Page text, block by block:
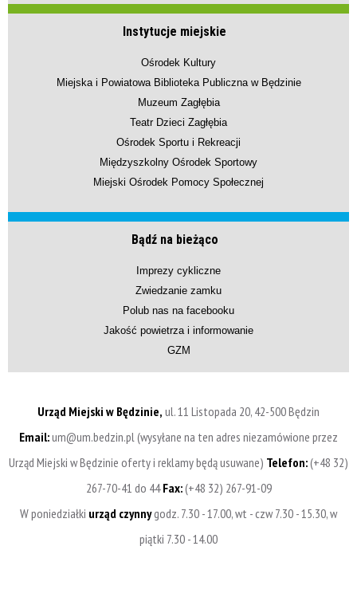
Instytucje miejskie
Ośrodek Kultury
Miejska i Powiatowa Biblioteka Publiczna w Będzinie
Muzeum Zagłębia
Teatr Dzieci Zagłębia
Ośrodek Sportu i Rekreacji
Międzyszkolny Ośrodek Sportowy
Miejski Ośrodek Pomocy Społecznej
Bądź na bieżąco
Imprezy cykliczne
Zwiedzanie zamku
Polub nas na facebooku
Jakość powietrza i informowanie
GZM
Urząd Miejski w Będzinie, ul. 11 Listopada 20, 42-500 Będzin
Email:um@um.bedzin.pl (wysyłane na ten adres niezamówione przez
Urząd Miejski w Będzinie oferty i reklamy będą usuwane) Telefon:(+48 32)
267-70-41 do 44Fax:(+48 32) 267-91-09
W poniedziałki urząd czynnygodz. 7.30 - 17.00, wt - czw 7.30 - 15.30, w
piątki 7.30 - 14.00